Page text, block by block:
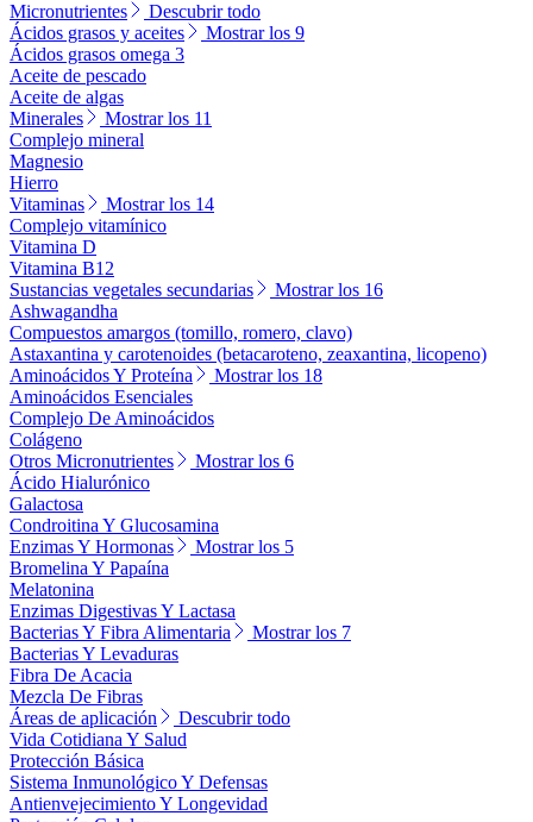
Micronutrientes
Descubrir todo
Ácidos grasos y aceites
Mostrar los 9
Ácidos grasos omega 3
Aceite de pescado
Aceite de algas
Minerales
Mostrar los 11
Complejo mineral
Magnesio
Hierro
Vitaminas
Mostrar los 14
Complejo vitamínico
Vitamina D
Vitamina B12
Sustancias vegetales secundarias
Mostrar los 16
Ashwagandha
Compuestos amargos (tomillo, romero, clavo)
Astaxantina y carotenoides (betacaroteno, zeaxantina, licopeno)
Aminoácidos Y Proteína
Mostrar los 18
Aminoácidos Esenciales
Complejo De Aminoácidos
Colágeno
Otros Micronutrientes
Mostrar los 6
Ácido Hialurónico
Galactosa
Condroitina Y Glucosamina
Enzimas Y Hormonas
Mostrar los 5
Bromelina Y Papaína
Melatonina
Enzimas Digestivas Y Lactasa
Bacterias Y Fibra Alimentaria
Mostrar los 7
Bacterias Y Levaduras
Fibra De Acacia
Mezcla De Fibras
Áreas de aplicación
Descubrir todo
Vida Cotidiana Y Salud
Protección Básica
Sistema Inmunológico Y Defensas
Antienvejecimiento Y Longevidad